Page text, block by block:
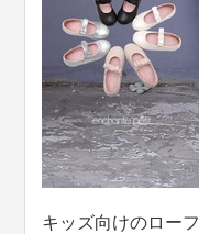
キッズ向けのロー